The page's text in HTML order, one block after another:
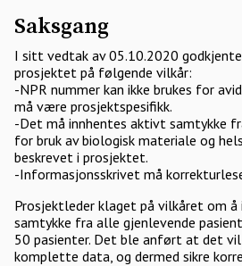
Saksgang
I sitt vedtak av 05.10.2020
prosjektet på følgende vilkår:
-NPR nummer kan ikke brukes for
må være prosjektspesifikk.
-Det må innhentes aktivt samtykke
for bruk av biologisk materiale og
beskrevet i prosjektet.
-Informasjonsskrivet må
Prosjektleder klaget på vilkåret om
samtykke fra alle gjenlevende
50 pasienter. Det ble anført at det
komplette data, og dermed sikre